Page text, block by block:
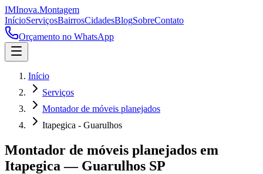
IMInova.Montagem
InícioServiçosBairrosCidadesBlogSobreContato
Orçamento no WhatsApp
Início
Serviços
Montador de móveis planejados
Itapegica - Guarulhos
Montador de móveis planejados em
Itapegica — Guarulhos SP